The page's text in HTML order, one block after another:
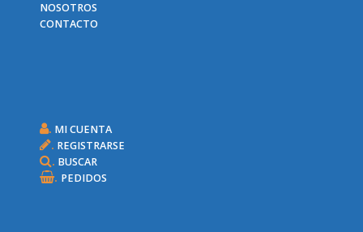
NOSOTROS
CONTACTO
. MI CUENTA
. REGISTRARSE
. BUSCAR
. PEDIDOS